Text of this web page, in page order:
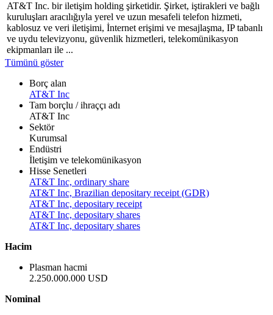
AT&T Inc. bir iletişim holding şirketidir. Şirket, iştirakleri ve bağlı
kuruluşları aracılığıyla yerel ve uzun mesafeli telefon hizmeti,
kablosuz ve veri iletişimi, İnternet erişimi ve mesajlaşma, IP tabanlı
ve uydu televizyonu, güvenlik hizmetleri, telekomünikasyon
ekipmanları ile ...
Tümünü göster
Borç alan
AT&T Inc
Tam borçlu / ihraççı adı
AT&T Inc
Sektör
Kurumsal
Endüstri
İletişim ve telekomünikasyon
Hisse Senetleri
AT&T Inc, ordinary share
AT&T Inc, Brazilian depositary receipt (GDR)
AT&T Inc, depositary receipt
AT&T Inc, depositary shares
AT&T Inc, depositary shares
Hacim
Plasman hacmi
2.250.000.000 USD
Nominal